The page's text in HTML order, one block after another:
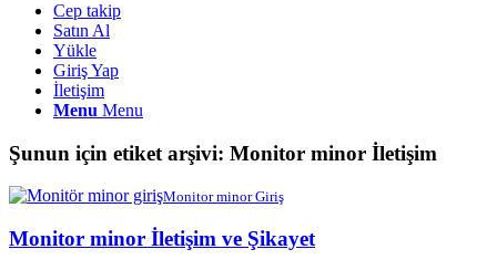
Cep takip
Satın Al
Yükle
Giriş Yap
İletişim
Menu Menu
Şunun için etiket arşivi: Monitor minor İletişim
Monitor minor Giriş
Monitor minor İletişim ve Şikayet